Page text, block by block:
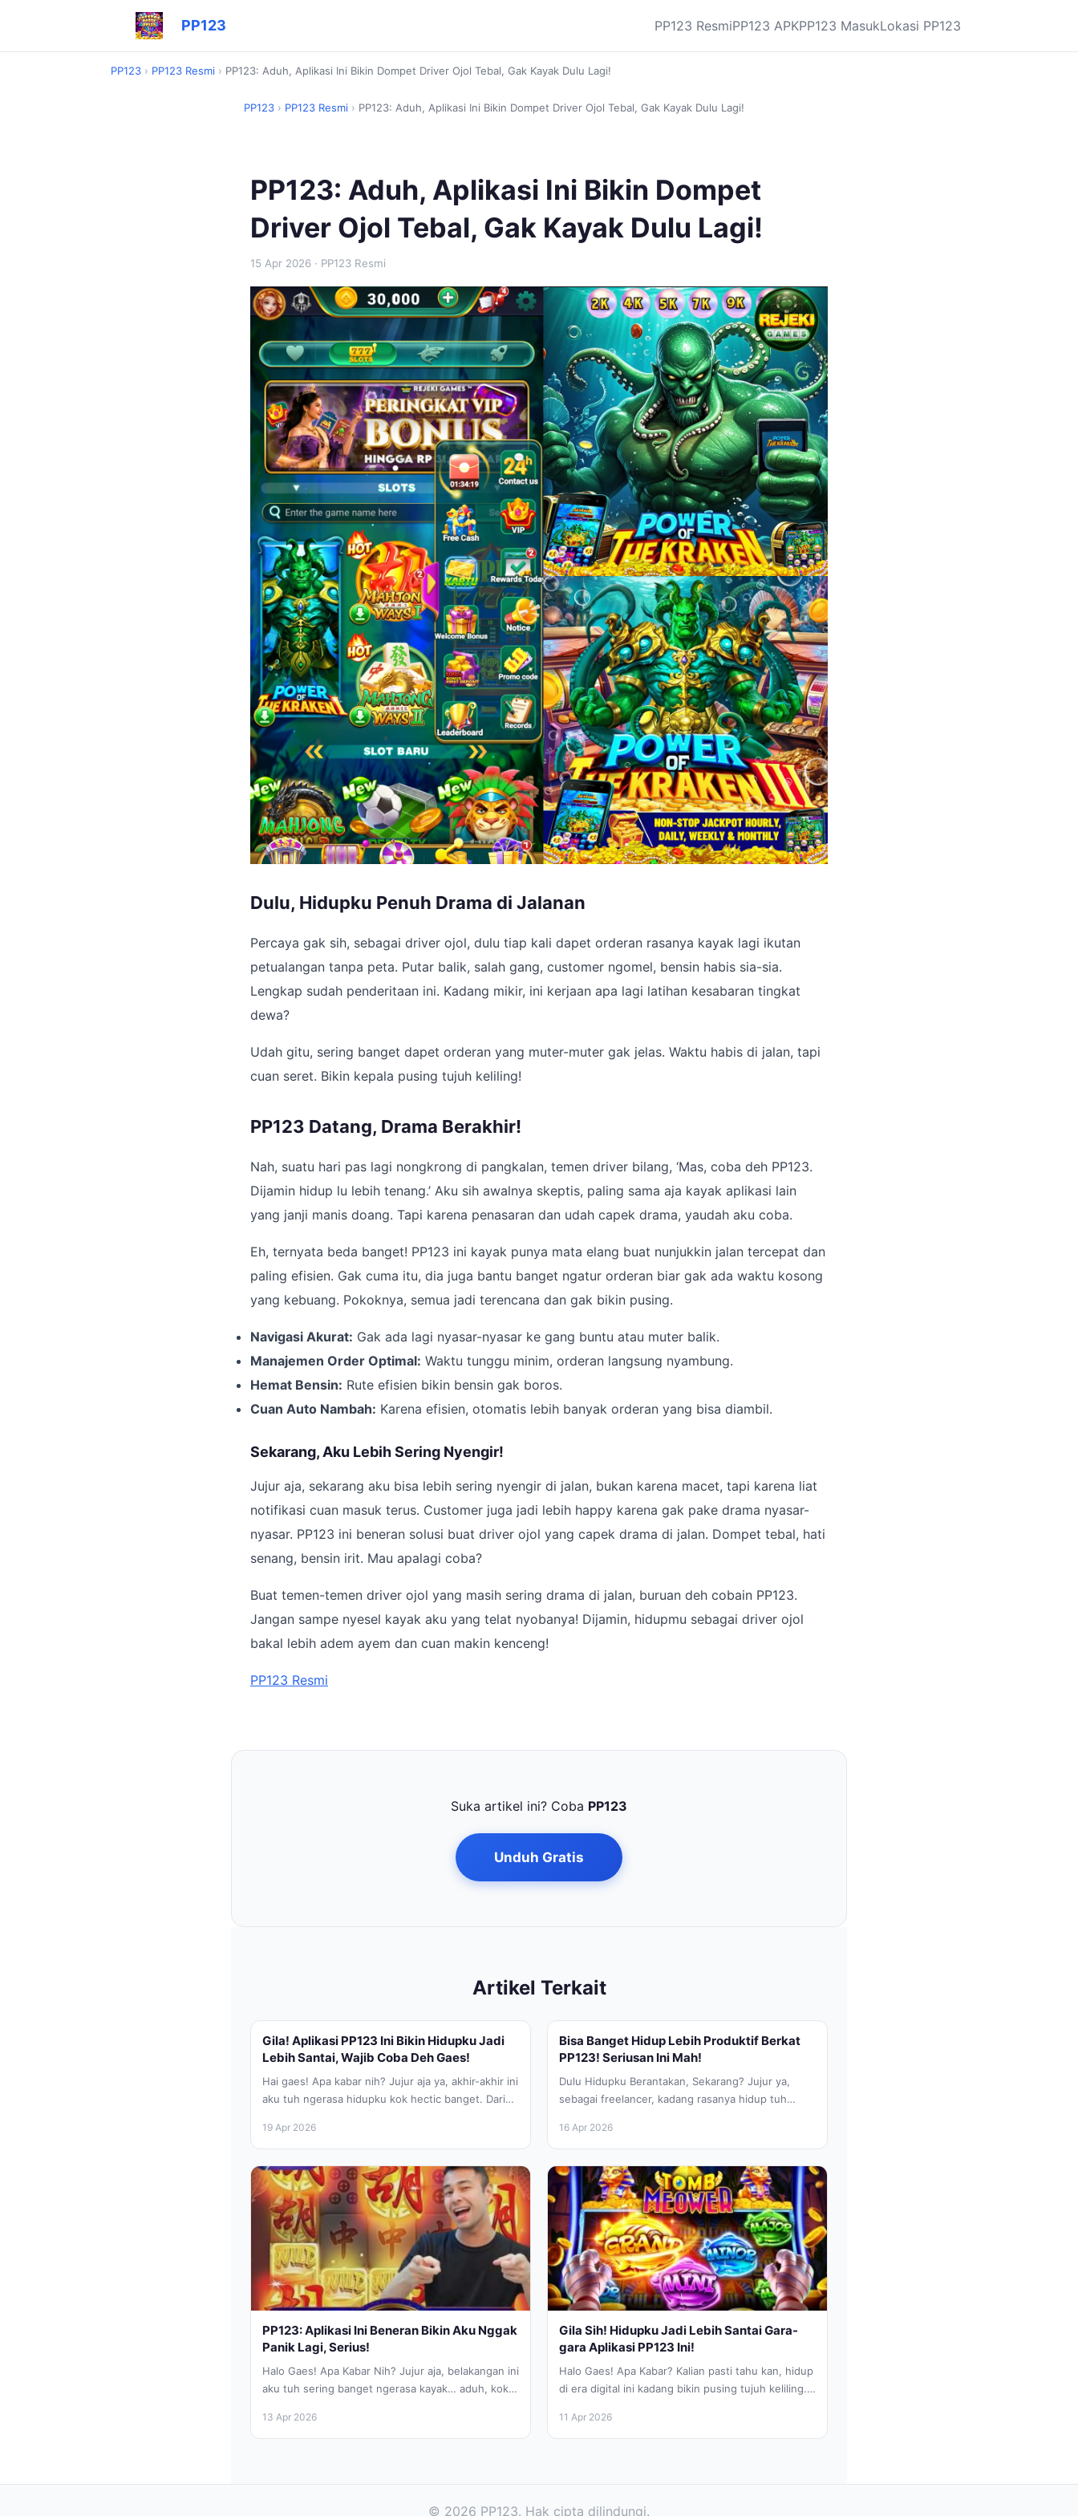
PP123 PP123 ResmiPP123 APKPP123 MasukLokasi PP123
PP123 › PP123 Resmi › PP123: Aduh, Aplikasi Ini Bikin Dompet Driver Ojol Tebal, Gak Kayak Dulu Lagi!
PP123 › PP123 Resmi › PP123: Aduh, Aplikasi Ini Bikin Dompet Driver Ojol Tebal, Gak Kayak Dulu Lagi!
PP123: Aduh, Aplikasi Ini Bikin Dompet
Driver Ojol Tebal, Gak Kayak Dulu Lagi!
15 Apr 2026 · PP123 Resmi
Dulu, Hidupku Penuh Drama di Jalanan
Percaya gak sih, sebagai driver ojol, dulu tiap kali dapet orderan rasanya kayak lagi ikutan
petualangan tanpa peta. Putar balik, salah gang, customer ngomel, bensin habis sia-sia.
Lengkap sudah penderitaan ini. Kadang mikir, ini kerjaan apa lagi latihan kesabaran tingkat
dewa?
Udah gitu, sering banget dapet orderan yang muter-muter gak jelas. Waktu habis di jalan, tapi
cuan seret. Bikin kepala pusing tujuh keliling!
PP123 Datang, Drama Berakhir!
Nah, suatu hari pas lagi nongkrong di pangkalan, temen driver bilang, ‘Mas, coba deh PP123.
Dijamin hidup lu lebih tenang.’ Aku sih awalnya skeptis, paling sama aja kayak aplikasi lain
yang janji manis doang. Tapi karena penasaran dan udah capek drama, yaudah aku coba.
Eh, ternyata beda banget! PP123 ini kayak punya mata elang buat nunjukkin jalan tercepat dan
paling efisien. Gak cuma itu, dia juga bantu banget ngatur orderan biar gak ada waktu kosong
yang kebuang. Pokoknya, semua jadi terencana dan gak bikin pusing.
Navigasi Akurat: Gak ada lagi nyasar-nyasar ke gang buntu atau muter balik.
Manajemen Order Optimal: Waktu tunggu minim, orderan langsung nyambung.
Hemat Bensin: Rute efisien bikin bensin gak boros.
Cuan Auto Nambah: Karena efisien, otomatis lebih banyak orderan yang bisa diambil.
Sekarang, Aku Lebih Sering Nyengir!
Jujur aja, sekarang aku bisa lebih sering nyengir di jalan, bukan karena macet, tapi karena liat
notifikasi cuan masuk terus. Customer juga jadi lebih happy karena gak pake drama nyasar-
nyasar. PP123 ini beneran solusi buat driver ojol yang capek drama di jalan. Dompet tebal, hati
senang, bensin irit. Mau apalagi coba?
Buat temen-temen driver ojol yang masih sering drama di jalan, buruan deh cobain PP123.
Jangan sampe nyesel kayak aku yang telat nyobanya! Dijamin, hidupmu sebagai driver ojol
bakal lebih adem ayem dan cuan makin kenceng!
PP123 Resmi
Suka artikel ini? Coba PP123
Unduh Gratis
Artikel Terkait
Gila! Aplikasi PP123 Ini Bikin Hidupku Jadi
Lebih Santai, Wajib Coba Deh Gaes!
Hai gaes! Apa kabar nih? Jujur aja ya, akhir-akhir ini
aku tuh ngerasa hidupku kok hectic banget. Dari
19 Apr 2026
Bisa Banget Hidup Lebih Produktif Berkat
PP123! Seriusan Ini Mah!
Dulu Hidupku Berantakan, Sekarang? Jujur ya,
sebagai freelancer, kadang rasanya hidup tuh
mepet,...
16 Apr 2026
PP123: Aplikasi Ini Beneran Bikin Aku Nggak
Panik Lagi, Serius!
Halo Gaes! Apa Kabar Nih? Jujur aja, belakangan ini
aku tuh sering banget ngerasa kayak… aduh, kok
13 Apr 2026
Gila Sih! Hidupku Jadi Lebih Santai Gara-
gara Aplikasi PP123 Ini!
Halo Gaes! Apa Kabar? Kalian pasti tahu kan, hidup
di era digital ini kadang bikin pusing tujuh keliling.
11 Apr 2026
© 2026 PP123. Hak cipta dilindungi.